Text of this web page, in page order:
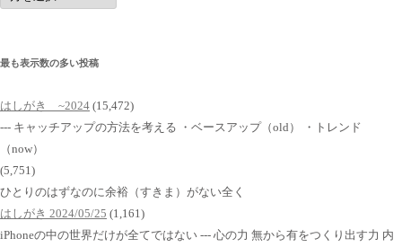
ブ
最も表示数の多い投稿
はしがき ~2024 (15,472)
--- キャッチアップの方法を考える ・ベースアップ（old） ・トレンド
（now）
(5,751)
ひとりのはずなのに余裕（すきま）がない全く
はしがき 2024/05/25 (1,161)
iPhoneの中の世界だけが全てではない --- 心の力 無から有をつくり出す力 内